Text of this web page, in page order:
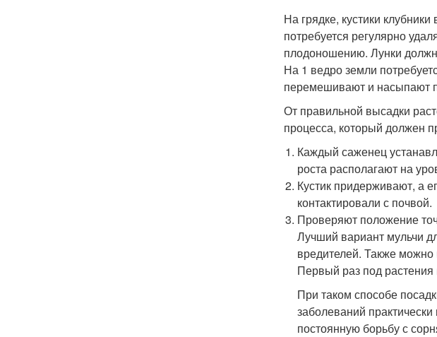
На грядке, кустики
потребуется регулярно
плодоношению. Лунки
На 1 ведро земли
перемешивают и насыпают
От правильной высадки
процесса, который должен
Каждый саженец
роста располагают на
Кустик придерживают, а
контактировали с почвой.
Проверяют положение
Лучший вариант мульчи
вредителей. Также можно
Первый раз под растения
При таком способе
заболеваний
постоянную борьбу с